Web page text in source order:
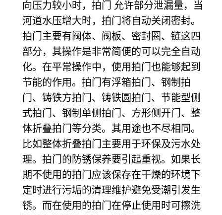
向压力较小时，拍门 允许部分泄漏量，当
河道水压增大时，拍门将自动关闭密封。
拍门主要有阀体、阀板、密封圈、链这四
部分，其操作是非常简便的可以完全自动
化。在平常操作中，使用拍门也能够起到
节能的作用。拍门有浮箱拍门、钢制拍
门、铸铁方拍门、铸铁圆拍门、节能型侧
式拍门、钢制单侧拍门、方形侧开门、整
体折叠拍门等分类。其用途也不尽相同。
比如整体折叠拍门主要用于环保及污水处
理。拍门的防锈保养要引起重视。如果长
期不使用的拍门应该保存在干燥的环境下
定时进行污垢的清理维护避免受潮引发生
锈。而在使用的拍门在停止使用时可擦洗